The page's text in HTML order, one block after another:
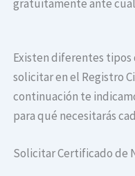
gratuitamente ante
Existen diferentes
solicitar en el Registro
continuación te
para qué necesitarás
Solicitar Certificado de